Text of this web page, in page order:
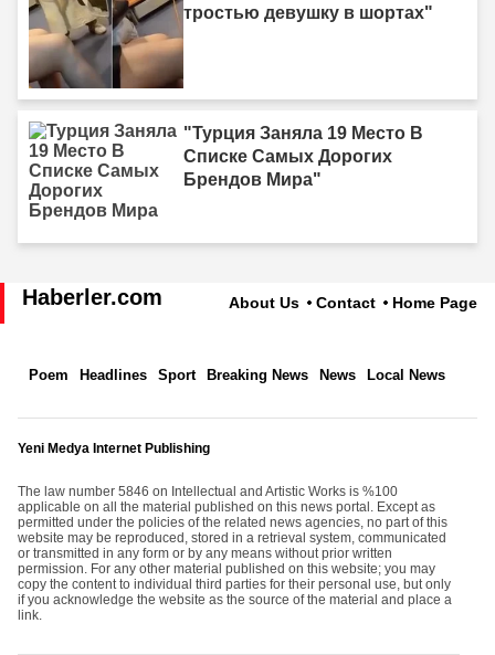
тростью девушку в шортах"
"Турция Заняла 19 Место В
Списке Самых Дорогих
Брендов Мира"
Haberler.com About Us Contact Home Page
Poem Headlines Sport Breaking News News Local News
Yeni Medya Internet Publishing
The law number 5846 on Intellectual and Artistic Works is %100
applicable on all the material published on this news portal. Except as
permitted under the policies of the related news agencies, no part of this
website may be reproduced, stored in a retrieval system, communicated
or transmitted in any form or by any means without prior written
permission. For any other material published on this website; you may
copy the content to individual third parties for their personal use, but only
if you acknowledge the website as the source of the material and place a
link.